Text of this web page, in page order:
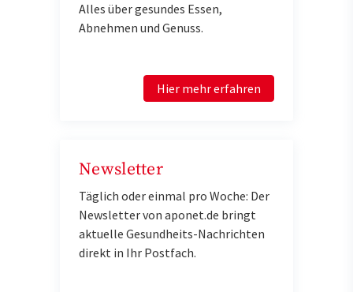
Alles über gesundes Essen,
Abnehmen und Genuss.
Hier mehr erfahren
Newsletter
Täglich oder einmal pro Woche: Der
Newsletter von aponet.de bringt
aktuelle Gesundheits-Nachrichten
direkt in Ihr Postfach.